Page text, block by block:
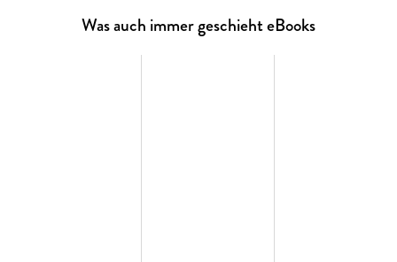
Was auch immer geschieht eBooks